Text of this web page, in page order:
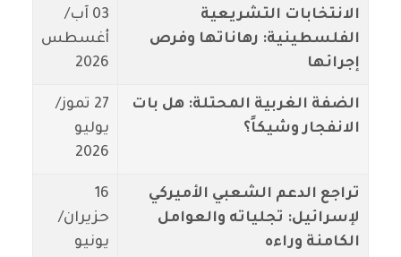
الانتخابات التشريعية
الفلسطينية: رهاناتها وفرص
إجرائها
03 آب/
أغسطس
2026
الضفة الغربية المحتلة: هل بات
الانفجار وشيكاً؟
27 تموز/
يوليو
2026
تراجع الدعم الشعبي الأميركي
لإسرائيل: تجلياته والعوامل
الكامنة وراءه
16
حزيران/
يونيو